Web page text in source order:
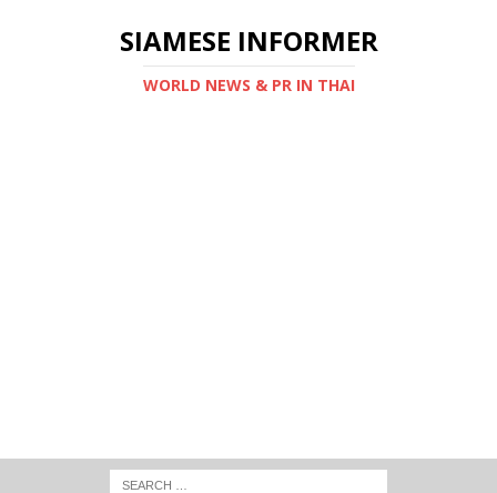
SIAMESE INFORMER
WORLD NEWS & PR IN THAI